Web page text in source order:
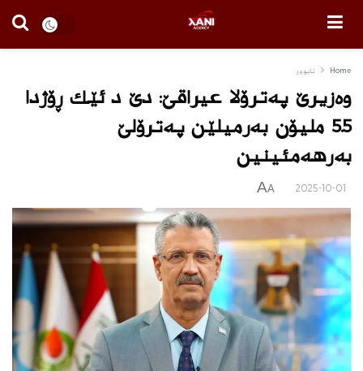
Home ئابوور
وەزیرێ پەترۆلا عیراقێ: دێ د ئێك ڕۆژدا
5.5 ملیۆن بەرمیلێن پەترۆلێ
بەرهەمئینین
2025-10-01
A
A